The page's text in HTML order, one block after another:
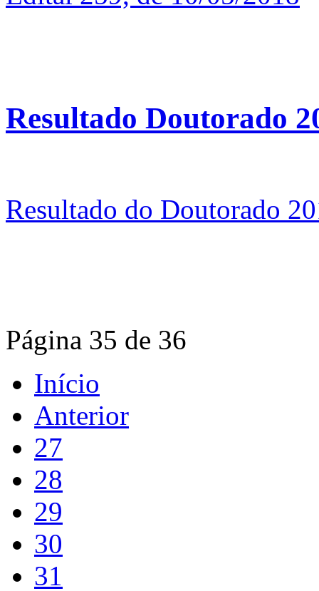
Resultado Doutorado
Resultado do Doutorado
Página 35 de 36
Início
Anterior
27
28
29
30
31